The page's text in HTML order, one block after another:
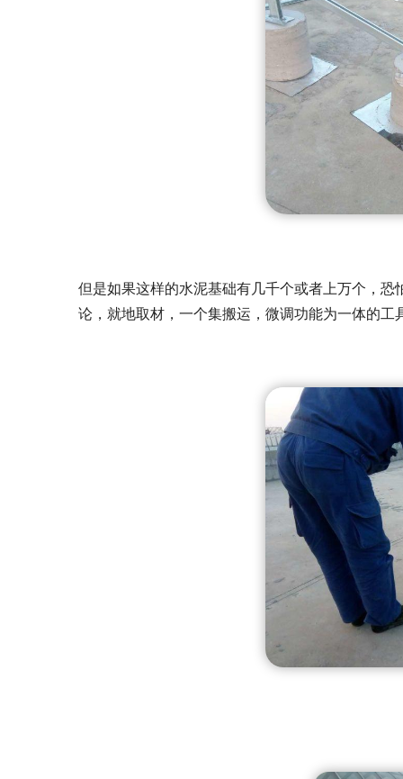
但是如果这样的水泥基础有几千个或者上万个，
论，就地取材，一个集搬运，微调功能为一体的